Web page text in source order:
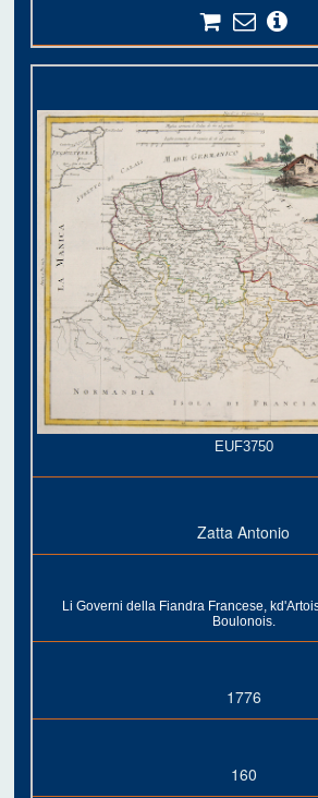
EUF3750
Zatta Antonio
Li Governi della Fiandra Francese,
Boulonois.
1776
160